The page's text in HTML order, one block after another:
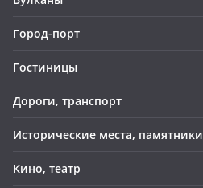
Город-порт
Гостиницы
Дороги, транспорт
Исторические места, памятники
Кино, театр